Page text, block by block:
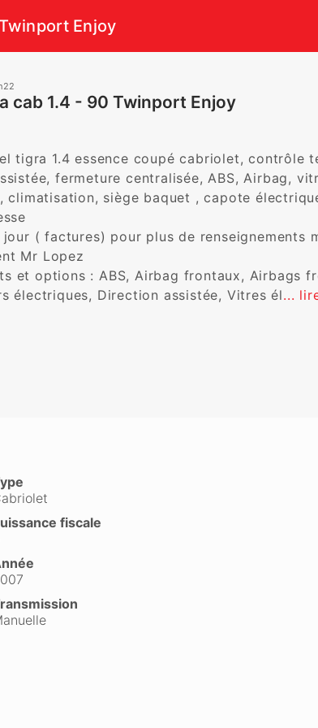
Enjoy
cab 1.4 - 90 Twinport Enjoy
tigra 1.4 essence coupé cabriolet, contrôle
fermeture centralisée, ABS, Airbag,
climatisation, siège baquet , capote
jour ( factures) pour plus de renseignements
Mr Lopez
et options : ABS, Airbag frontaux, Airbags
électriques, Direction assistée, Vitres él...
fiscale